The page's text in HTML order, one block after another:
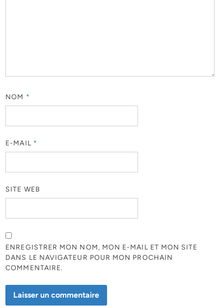
NOM *
E-MAIL *
SITE WEB
ENREGISTRER MON NOM, MON E-MAIL ET MON SITE
DANS LE NAVIGATEUR POUR MON PROCHAIN
COMMENTAIRE.